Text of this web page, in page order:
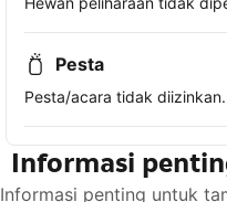
Pesta
Pesta/acara tidak diizinkan.
Informasi
Informasi penting untuk